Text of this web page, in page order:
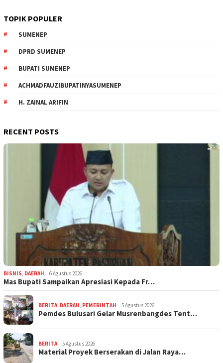
TOPIK POPULER
SUMENEP
DPRD SUMENEP
BUPATI SUMENEP
ACHMADFAUZIBUPATINYASUMENEP
H. ZAINAL ARIFIN
RECENT POSTS
BISNIS, DAERAH 6 Agustus 2026
Mas Bupati Sampaikan Apresiasi Kepada Fr…
BERITA, DAERAH, PEMERINTAH 5 Agustus 2026
Pemdes Bulusari Gelar Musrenbangdes Tent…
BERITA 5 Agustus 2026
Material Proyek Berserakan di Jalan Raya…